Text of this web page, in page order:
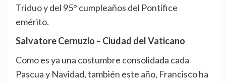
Triduo y del 95° cumpleaños del Pontífice
emérito.
Salvatore Cernuzio – Ciudad del Vaticano
Como es ya una costumbre consolidada cada
Pascua y Navidad, también este año, Francisco ha